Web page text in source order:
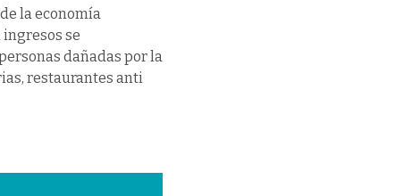
la economía
se
dañadas por la
restaurantes anti